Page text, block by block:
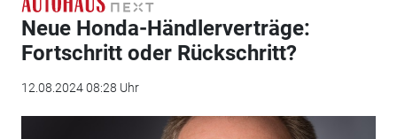
Neue Honda-Händlerverträge:
Fortschritt oder Rückschritt?
12.08.2024 08:28 Uhr